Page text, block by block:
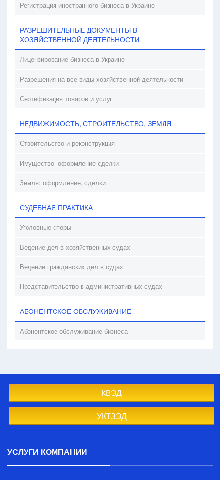
Регистрация иностранного бизнеса в Украине
РАЗРЕШИТЕЛЬНЫЕ ДОКУМЕНТЫ В
ХОЗЯЙСТВЕННОЙ ДЕЯТЕЛЬНОСТИ
Лицензирование бизнеса в Украине
Разрешения на все виды хозяйственной деятельности
Сертификация товаров и услуг
НЕДВИЖИМОСТЬ, СТРОИТЕЛЬСТВО, ЗЕМЛЯ
Строительство и реконструкция
Имущество: оформление сделки
Земля: оформление, сделки
СУДЕБНАЯ ПРАКТИКА
Уголовные споры
Ведение дел в хозяйственных судах
Ведение гражданских дел в судах
Представительство в административных судах
АБОНЕНТСКОЕ ОБСЛУЖИВАНИЕ
Абонентское обслуживание бизнеса
КВЭД
УКТЗЭД
УСЛУГИ КОМПАНИИ